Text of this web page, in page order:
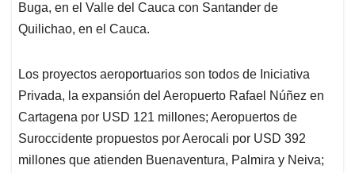
Buga, en el Valle del Cauca con Santander de
Quilichao, en el Cauca.
Los proyectos aeroportuarios son todos de Iniciativa
Privada, la expansión del Aeropuerto Rafael Núñez en
Cartagena por USD 121 millones; Aeropuertos de
Suroccidente propuestos por Aerocali por USD 392
millones que atienden Buenaventura, Palmira y Neiva;